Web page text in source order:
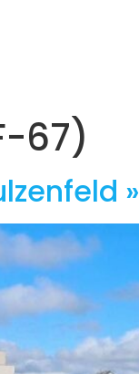
67)
»